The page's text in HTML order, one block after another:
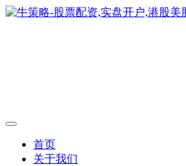
首页
关于我们